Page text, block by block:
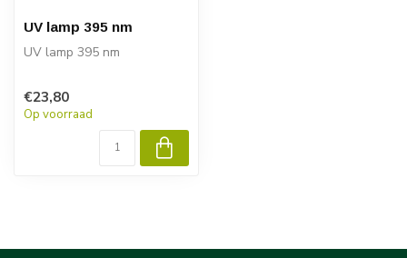
UV lamp 395 nm
UV lamp 395 nm
€23,80
Op voorraad